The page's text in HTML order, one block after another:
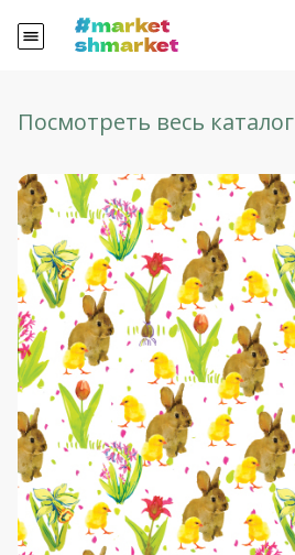
Посмотреть весь каталог